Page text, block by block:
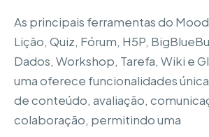
As principais ferramentas do
Lição, Quiz, Fórum, H5P,
Dados, Workshop, Tarefa, Wiki e
uma oferece funcionalidades
de conteúdo, avaliação,
colaboração, permitindo uma